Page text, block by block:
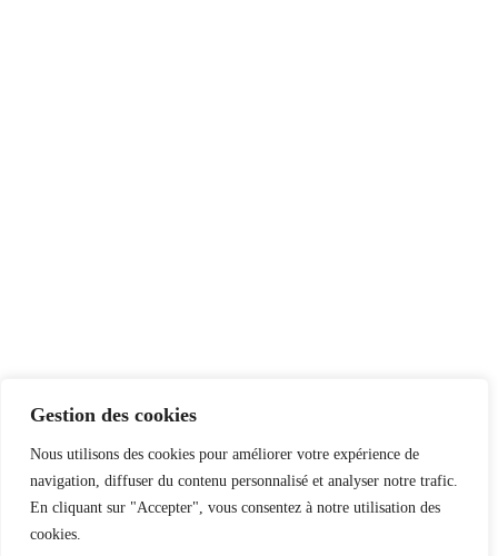
Gestion des cookies
Nous utilisons des cookies pour améliorer votre expérience de
navigation, diffuser du contenu personnalisé et analyser notre trafic.
En cliquant sur "Accepter", vous consentez à notre utilisation des
cookies.